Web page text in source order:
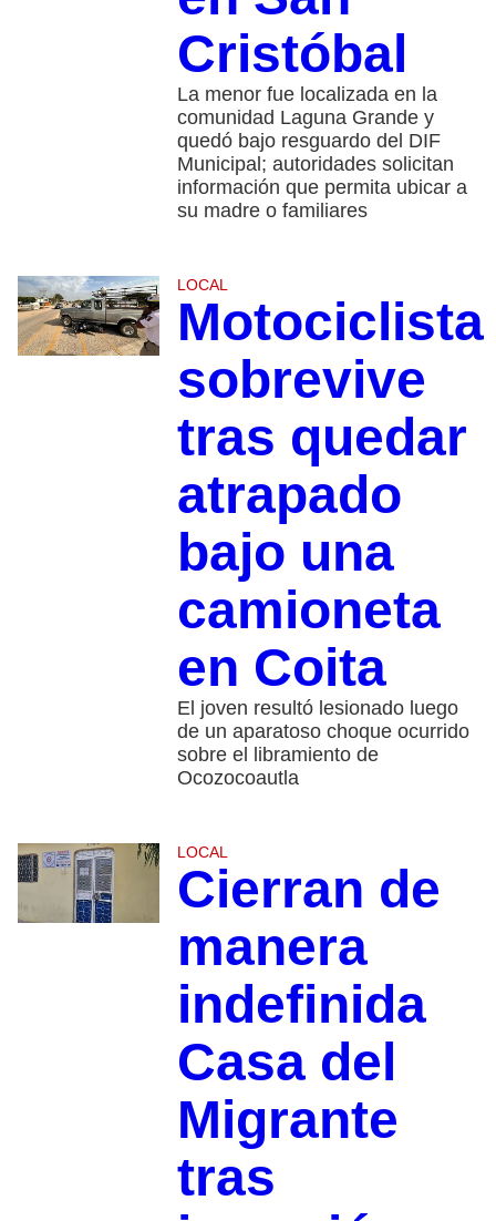
Cristóbal
La menor fue localizada en la
comunidad Laguna Grande y
quedó bajo resguardo del DIF
Municipal; autoridades solicitan
información que permita ubicar a
su madre o familiares
LOCAL
Motociclista
sobrevive
tras quedar
atrapado
bajo una
camioneta
en Coita
El joven resultó lesionado luego
de un aparatoso choque ocurrido
sobre el libramiento de
Ocozocoautla
LOCAL
Cierran de
manera
indefinida
Casa del
Migrante
tras